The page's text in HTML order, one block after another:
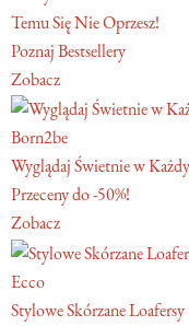
Temu Się Nie Oprzesz!
Poznaj Bestsellery
Zobacz
Born2be
Wyglądaj Świetnie w
Przeceny do -50%!
Zobacz
Ecco
Stylowe Skórzane Loafersy